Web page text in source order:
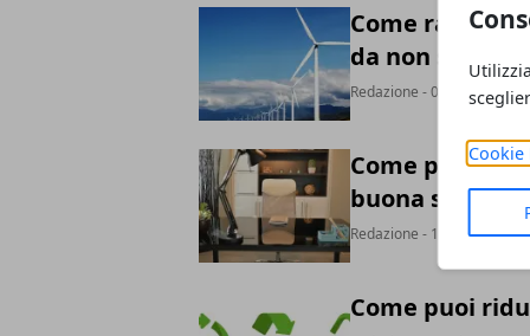
Cookie
Come
da non
Redazione - 01 ott 2024
Come può
buona sedia
Redazione - 17 lug 2024
Come puoi